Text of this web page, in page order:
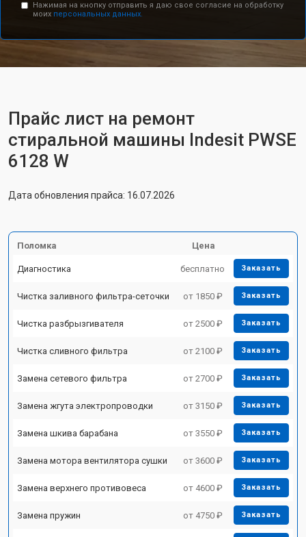
Нажимая на кнопку отправить я даю свое согласие на обработку
моих персональных данных.
Прайс лист на ремонт
стиральной машины Indesit PWSE
6128 W
Дата обновления прайса: 16.07.2026
Поломка Цена
Диагностика бесплатно Заказать
Чистка заливного фильтра-сеточки от 1850 ₽ Заказать
Чистка разбрызгивателя от 2500 ₽ Заказать
Чистка сливного фильтра от 2100 ₽ Заказать
Замена сетевого фильтра от 2700 ₽ Заказать
Замена жгута электропроводки от 3150 ₽ Заказать
Замена шкива барабана от 3550 ₽ Заказать
Замена мотора вентилятора сушки от 3600 ₽ Заказать
Замена верхнего противовеса от 4600 ₽ Заказать
Замена пружин от 4750 ₽ Заказать